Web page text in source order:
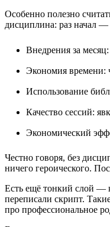
Особенно полезно
дисциплина: раз начал —
Внедрения за
Экономия времени:
Использование
Качество сессий:
Экономический
Честно говоря, без
ничего героического.
Есть ещё тонкий слой —
переписали скрипт.
про профессиональное